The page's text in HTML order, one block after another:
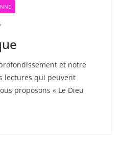
et notre
lectures qui peuvent
proposons « Le Dieu